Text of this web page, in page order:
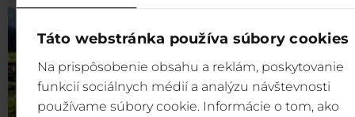
Táto webstránka používa súbory cookies
Na prispôsobenie obsahu a reklám, poskytovanie
funkcií sociálnych médií a analýzu návštevnosti
používame súbory cookie. Informácie o tom, ako